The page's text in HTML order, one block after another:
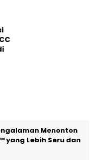
Menonton
yang Lebih Seru dan